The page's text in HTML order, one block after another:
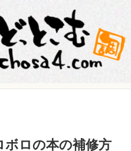
ボロの本の補修方